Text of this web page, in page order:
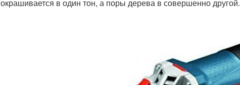
окрашивается в один тон, а поры дерева в совершенно другой.